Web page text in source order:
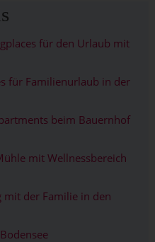
für den Urlaub mit
für Familienurlaub in der
beim Bauernhof
mit Wellnessbereich
mit der Familie in den